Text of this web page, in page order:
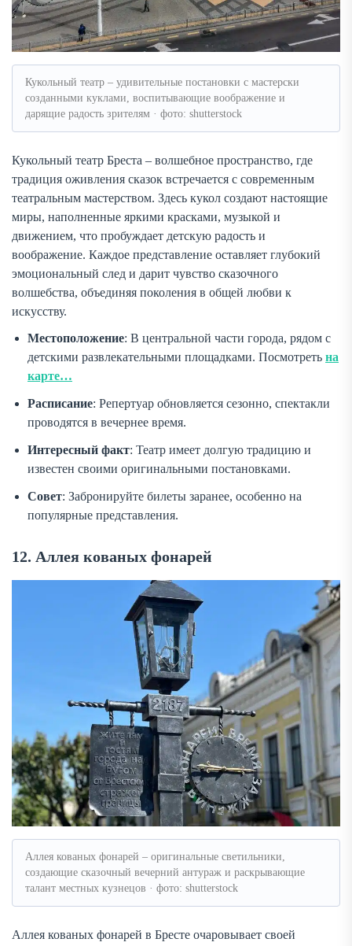
Кукольный театр – удивительные постановки с мастерски
созданными куклами, воспитывающие воображение и
дарящие радость зрителям · фото: shutterstock
Кукольный театр Бреста – волшебное пространство, где
традиция оживления сказок встречается с современным
театральным мастерством. Здесь кукол создают настоящие
миры, наполненные яркими красками, музыкой и
движением, что пробуждает детскую радость и
воображение. Каждое представление оставляет глубокий
эмоциональный след и дарит чувство сказочного
волшебства, объединяя поколения в общей любви к
искусству.
Местоположение: В центральной части города, рядом с
детскими развлекательными площадками. Посмотреть на
карте…
Расписание: Репертуар обновляется сезонно, спектакли
проводятся в вечернее время.
Интересный факт: Театр имеет долгую традицию и
известен своими оригинальными постановками.
Совет: Забронируйте билеты заранее, особенно на
популярные представления.
12. Аллея кованых фонарей
Аллея кованых фонарей – оригинальные светильники,
создающие сказочный вечерний антураж и раскрывающие
талант местных кузнецов · фото: shutterstock
Аллея кованых фонарей в Бресте очаровывает своей